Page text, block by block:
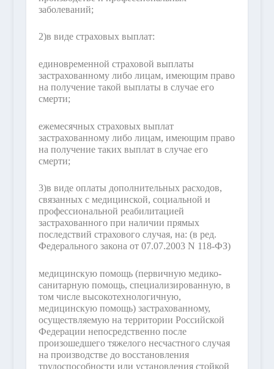
заболеваний;
2)в виде страховых выплат:
единовременной страховой выплаты
застрахованному либо лицам, имеющим право
на получение такой выплаты в случае его
смерти;
ежемесячных страховых выплат
застрахованному либо лицам, имеющим право
на получение таких выплат в случае его
смерти;
3)в виде оплаты дополнительных расходов,
связанных с медицинской, социальной и
профессиональной реабилитацией
застрахованного при наличии прямых
последствий страхового случая, на: (в ред.
Федерального закона от 07.07.2003 N 118-ФЗ)
медицинскую помощь (первичную медико-
санитарную помощь, специализированную, в
том числе высокотехнологичную,
медицинскую помощь) застрахованному,
осуществляемую на территории Российской
Федерации непосредственно после
произошедшего тяжелого несчастного случая
на производстве до восстановления
трудоспособности или установления стойкой